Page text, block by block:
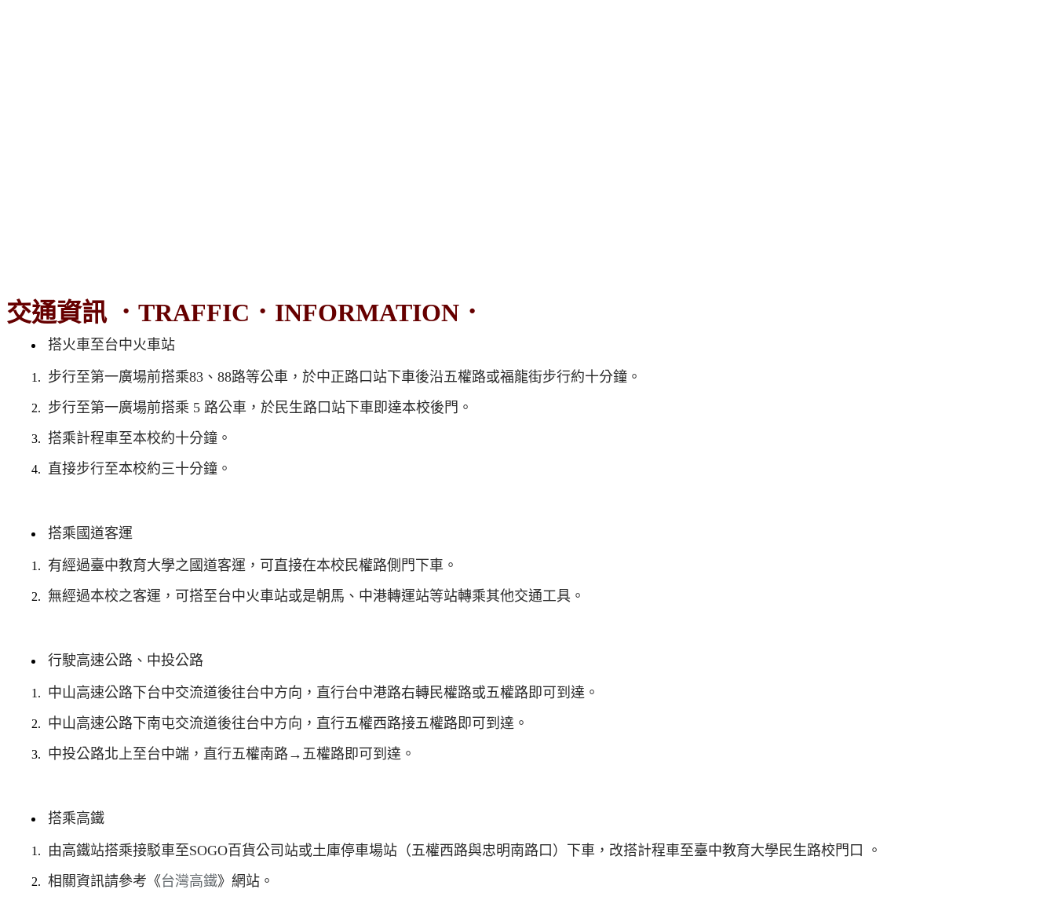
交通資訊 ．TRAFFIC．INFORMATION．
搭火車至台中火車站
步行至第一廣場前搭乘83、88路等公車，於中正路口站下車後沿五權路或福龍街步行約十分鐘。
步行至第一廣場前搭乘 5 路公車，於民生路口站下車即達本校後門。
搭乘計程車至本校約十分鐘。
直接步行至本校約三十分鐘。
搭乘國道客運
有經過臺中教育大學之國道客運，可直接在本校民權路側門下車。
無經過本校之客運，可搭至台中火車站或是朝馬、中港轉運站等站轉乘其他交通工具。
行駛高速公路、中投公路
中山高速公路下台中交流道後往台中方向，直行台中港路右轉民權路或五權路即可到達。
中山高速公路下南屯交流道後往台中方向，直行五權西路接五權路即可到達。
中投公路北上至台中端，直行五權南路→五權路即可到達。
搭乘高鐵
由高鐵站搭乘接駁車至SOGO百貨公司站或土庫停車場站（五權西路與忠明南路口）下車，改搭計程車至臺中教育大學民生路校門口 。
相關資訊請參考《台灣高鐵》網站。